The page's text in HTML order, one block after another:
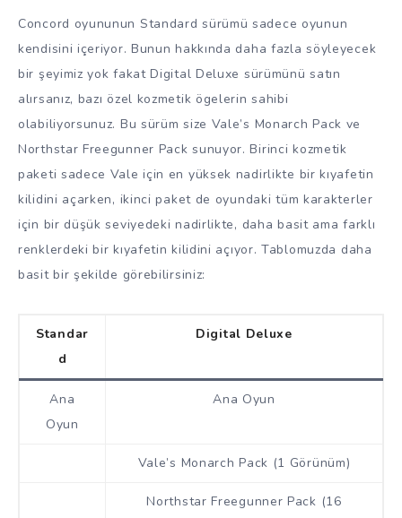
Concord oyununun Standard sürümü sadece oyunun
kendisini içeriyor. Bunun hakkında daha fazla söyleyecek
bir şeyimiz yok fakat Digital Deluxe sürümünü satın
alırsanız, bazı özel kozmetik ögelerin sahibi
olabiliyorsunuz. Bu sürüm size Vale’s Monarch Pack ve
Northstar Freegunner Pack sunuyor. Birinci kozmetik
paketi sadece Vale için en yüksek nadirlikte bir kıyafetin
kilidini açarken, ikinci paket de oyundaki tüm karakterler
için bir düşük seviyedeki nadirlikte, daha basit ama farklı
renklerdeki bir kıyafetin kilidini açıyor. Tablomuzda daha
basit bir şekilde görebilirsiniz:
Standar
d
Digital Deluxe
Ana
Oyun
Ana Oyun
Vale’s Monarch Pack (1 Görünüm)
Northstar Freegunner Pack (16